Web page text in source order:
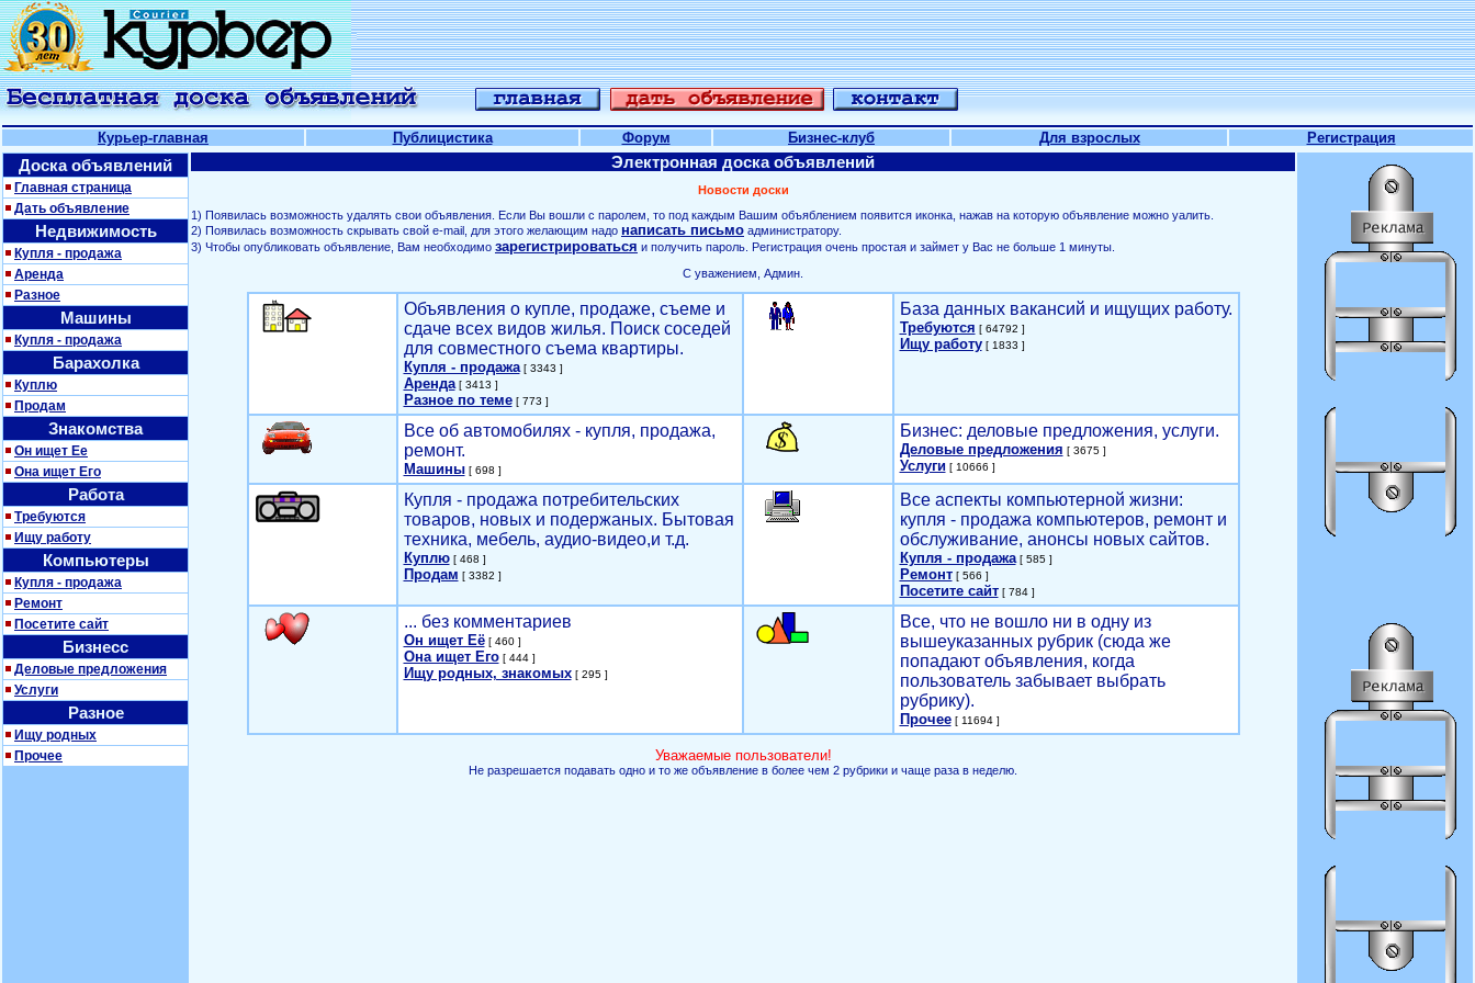
Курьер-главная Публицистика Форум Бизнес-клуб Для взрослых Регистрация
Доска объявлений
Главная страница
Дать объявление
Недвижимость
Купля - продажа
Аренда
Разное
Машины
Купля - продажа
Барахолка
Куплю
Продам
Знакомства
Он ищет Ее
Она ищет Его
Работа
Требуются
Ищу работу
Компьютеры
Купля - продажа
Ремонт
Посетите сайт
Бизнесс
Деловые предложения
Услуги
Разное
Ищу родных
Прочее
Электронная доска объявлений
Новости доски
1) Появилась возможность удалять свои объявления. Если Вы вошли с паролем, то под каждым Вашим объяблением появится иконка, нажав на которую объявление можно уалить.
2) Появилась возможность скрывать свой е-mail, для этого желающим надо написать письмо администратору.
3) Чтобы опубликовать объявление, Вам необходимо зарегистрироваться и получить пароль. Регистрация очень простая и займет у Вас не больше 1 минуты.
С уважением, Админ.
Объявления о купле, продаже, съеме и
сдаче всех видов жилья. Поиск соседей
для совместного съема квартиры.
Купля - продажа[ 3343 ]
Аренда[ 3413 ]
Разное по теме[ 773 ]
База данных вакансий и ищущих работу.
Требуются [ 64792 ]
Ищу работу[ 1833 ]
Все об автомобилях - купля, продажа,
ремонт.
Машины[ 698 ]
Бизнес: деловые предложения, услуги.
Деловые предложения [ 3675 ]
Услуги[ 10666 ]
Купля - продажа потребительских
товаров, новых и подержаных. Бытовая
техника, мебель, аудио-видео,и т.д.
Куплю[ 468 ]
Продам [ 3382 ]
Все аспекты компьютерной жизни:
купля - продажа компьютеров, ремонт и
обслуживание, анонсы новых сайтов.
Купля - продажа[ 585 ]
Ремонт[ 566 ]
Посетите сайт[ 784 ]
... без комментариев
Он ищет Её[ 460 ]
Она ищет Его[ 444 ]
Ищу родных, знакомых[ 295 ]
Все, что не вошло ни в одну из
вышеуказанных рубрик (сюда же
попадают объявления, когда
пользователь забывает выбрать
рубрику).
Прочее[ 11694 ]
Уважаемые пользователи!
Не разрешается подавать одно и то же объявление в более чем 2 рубрики и чаще раза в неделю.